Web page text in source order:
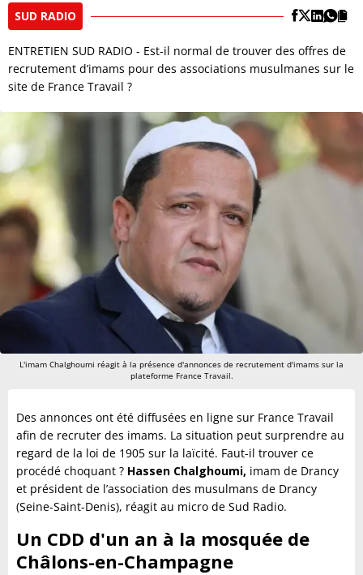
SUD RADIO
ENTRETIEN SUD RADIO - Est-il normal de trouver des offres de
recrutement d’imams pour des associations musulmanes sur le
site de France Travail ?
L'imam Chalghoumi réagit à la présence d'annonces de recrutement d'imams sur la
plateforme France Travail.
Des annonces ont été diffusées en ligne sur France Travail
afin de recruter des imams. La situation peut surprendre au
regard de la loi de 1905 sur la laïcité. Faut-il trouver ce
procédé choquant ? Hassen Chalghoumi, imam de Drancy
et président de l’association des musulmans de Drancy
(Seine-Saint-Denis), réagit au micro de Sud Radio.
Un CDD d'un an à la mosquée de
Châlons-en-Champagne